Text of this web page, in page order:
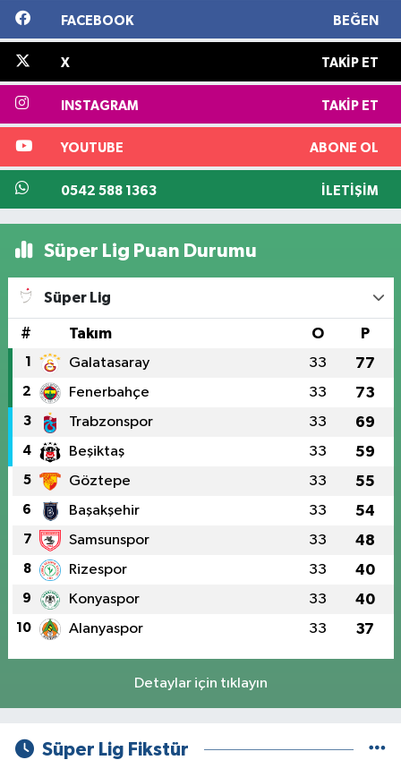
FACEBOOK BEĞEN
X TAKIP ET
INSTAGRAM TAKIP ET
YOUTUBE ABONE OL
0542 588 1363 İLETIŞIM
Süper Lig Puan Durumu
Süper Lig
# Takım O P
1 Galatasaray 33 77
2 Fenerbahçe 33 73
3 Trabzonspor 33 69
4 Beşiktaş 33 59
5 Göztepe 33 55
6 Başakşehir 33 54
7 Samsunspor 33 48
8 Rizespor 33 40
9 Konyaspor 33 40
10 Alanyaspor 33 37
Detaylar için tıklayın
Süper Lig Fikstür